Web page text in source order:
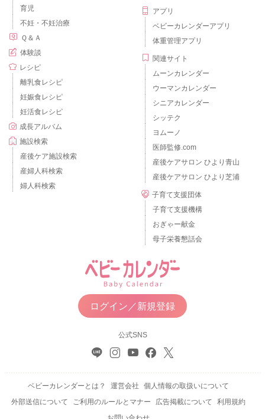
育児
不妊・不妊治療
Ｑ＆Ａ
体験談
レシピ
離乳食レシピ
妊娠食レシピ
妊活食レシピ
成長アルバム
施設検索
産後ケア施設検索
産婦人科検索
婦人科検索
アプリ
ベビーカレンダーアプリ
体重管理アプリ
関連サイト
ムーンカレンダー
ウーマンカレンダー
シニアカレンダー
シッテク
ヨムーノ
医師監修.com
産後ケアサロン ひより青山
産後ケアサロン ひより芝浦
子育て支援団体
子育て支援機構
おぎゃー献金
母子栄養懇話会
ログイン／新規登録
公式SNS
ベビーカレンダーとは？ 運営会社
個人情報の取扱いについて
外部送信について
ご利用のルールとマナー 広告掲載について
利用規約